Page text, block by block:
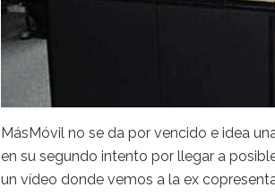
MásMóvil no se da por vencido e idea
en su segundo intento por llegar a
un vídeo donde vemos a la ex